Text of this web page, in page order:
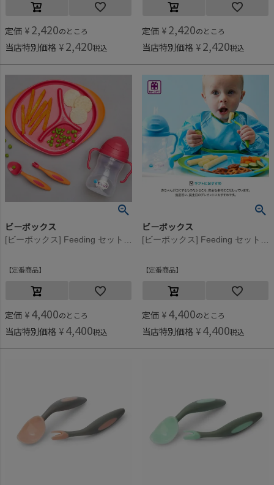
定価 ¥ 2,420のところ
当店特別価格 ¥ 2,420税込
定価 ¥ 2,420のところ
当店特別価格 ¥ 2,420税込
ビーボックス
[ビーボックス] Feeding セット ストロベリーシェイク
定番商品
定価 ¥ 4,400のところ
当店特別価格 ¥ 4,400税込
ビーボックス
[ビーボックス] Feeding セット オーシャンブリーズ
定番商品
定価 ¥ 4,400のところ
当店特別価格 ¥ 4,400税込